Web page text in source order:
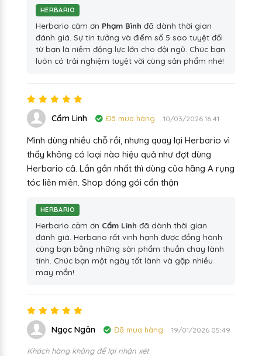
HERBARIO
Herbario cảm ơn Phạm Bình đã dành thời gian
đánh giá. Sự tin tưởng và điểm số 5 sao tuyệt đối
từ bạn là niềm động lực lớn cho đội ngũ. Chúc bạn
luôn có trải nghiệm tuyệt vời cùng sản phẩm nhé!
Cẩm Linh Đã mua hàng 10/03/2026 16:41
Mình dùng nhiều chỗ rồi, nhưng quay lại Herbario vì
thấy không có loại nào hiệu quả như đợt dùng
Herbario cả. Lần gần nhất thì dùng của hãng A rụng
tóc liên miên. Shop đóng gói cẩn thận
HERBARIO
Herbario cảm ơn Cẩm Linh đã dành thời gian
đánh giá. Herbario rất vinh hạnh được đồng hành
cùng bạn bằng những sản phẩm thuần chay lành
tính. Chúc bạn một ngày tốt lành và gặp nhiều
may mắn!
Ngọc Ngân Đã mua hàng 19/01/2026 05:49
Khách hàng không để lại nhận xét